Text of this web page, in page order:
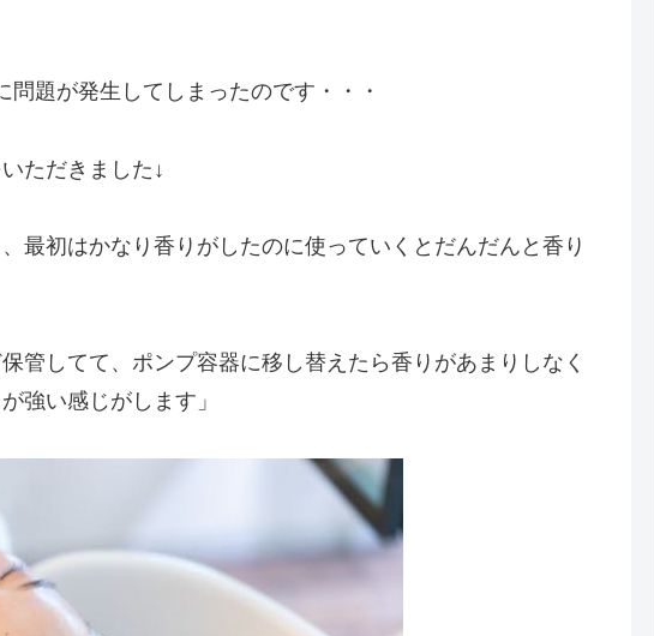
題が発生してしまったのです・・・
ただきました↓
最初はかなり香りがしたのに使っていくとだんだんと香り
管してて、ポンプ容器に移し替えたら香りがあまりしなく
強い感じがします」